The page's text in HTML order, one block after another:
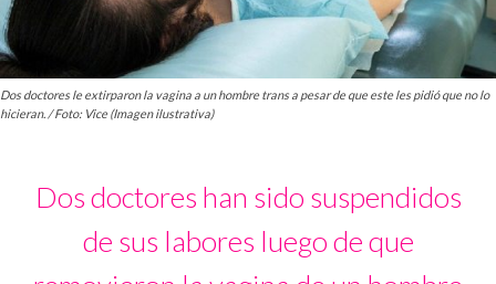
Dos doctores le extirparon la vagina a un hombre trans a pesar de que este les pidió que no lo
hicieran. / Foto: Vice (Imagen ilustrativa)
Dos doctores han sido suspendidos
de sus labores luego de que